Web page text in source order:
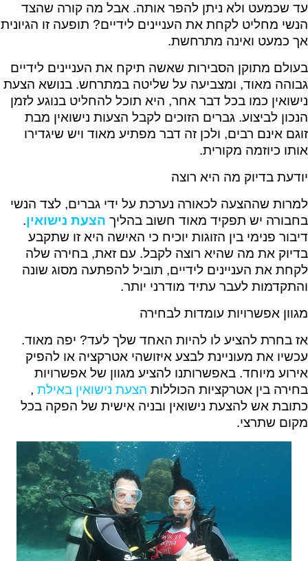
עד שכמעט ולא ניתן להפר אותה. אבל מה קורה שהצד
הנשי מחליט לקחת את העניינים לידיים? תופעה זו הגיונית
אך כמעט ואינה מתרחשת.
בעולם מתוקן הסבירות שאשה תיקח את העניינים לידיים
גבוהה מאוד, ומצביעה על שליטה במתרחש. בנושא הצעת
נישואין כמו בכל דבר אחר, היא תוכל להחליט בנוגע לזמן
הנכון לביצוע. גברים הזוכים לקבל הצעות נישואין מבת
זוגם אינם רבים, ולכן זה דבר מפתיע מאוד ויש שיגדירו
אותו כיוזמה מקורית.
יודעת בדיוק מה היא רוצה
למרות שההצעה לכאורה נערכת על ידי גברים, לצד הנשי
בחבורה יש תפקיד מאוד חשוב בהליך הצעת נישואין.
דיבור פנימי בין הזוגות יוכיח כי האישה היא זו שתקבע
בדיוק את מה שהיא רוצה לקבל. עם זאת, בחירה שלה
לקחת את העניינים לידיים, תוביל להפתעה מסוג שונה
והתקדמות לעבר עתיד מודרני יותר.
מגוון אפשרויות עומדות לבחירה
אז בחרת להציע לו להיות האחד שלך לעד? יפה מאוד.
עכשיו את מעוניינת לבצע איזושהי אטרקציה או להפיק
אירוע מיוחד. באפשרותנו להציע מגוון של אפשרויות
בחירה בין אטרקציות הכוללות הצעת נישואין באילת ,
כתובת אש להצעת נישואין ובניה אישית של הפקה בכל
מקום שתרצי.